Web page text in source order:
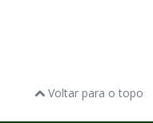
Voltar para o topo